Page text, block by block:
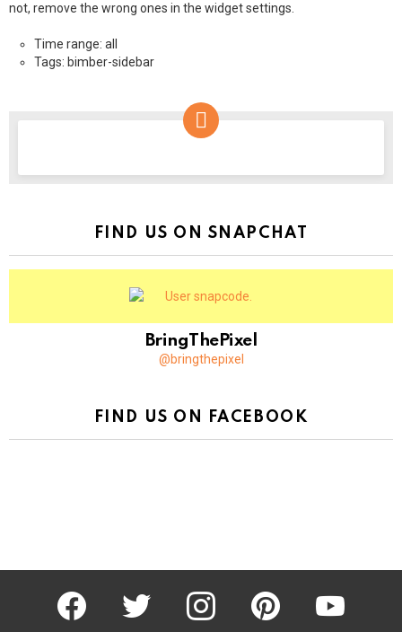
not, remove the wrong ones in the widget settings.
Time range: all
Tags: bimber-sidebar
FIND US ON SNAPCHAT
BringThePixel
@bringthepixel
FIND US ON FACEBOOK
facebook twitter instagram pinterest youtube